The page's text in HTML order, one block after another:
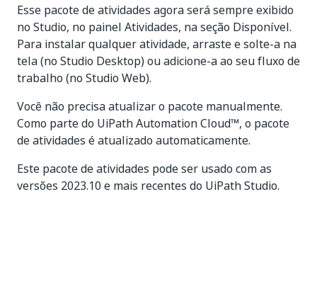
Esse pacote de atividades agora será sempre exibido
no Studio, no painel Atividades, na seção Disponível.
Para instalar qualquer atividade, arraste e solte-a na
tela (no Studio Desktop) ou adicione-a ao seu fluxo de
trabalho (no Studio Web).
Você não precisa atualizar o pacote manualmente.
Como parte do UiPath Automation Cloud™, o pacote
de atividades é atualizado automaticamente.
Este pacote de atividades pode ser usado com as
versões 2023.10 e mais recentes do UiPath Studio.